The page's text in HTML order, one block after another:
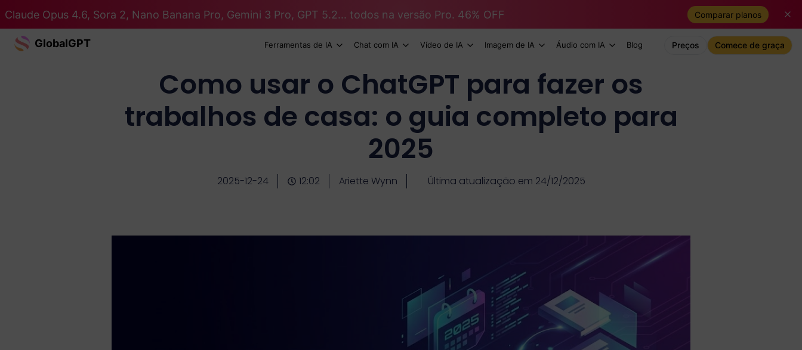
Claude Opus 4.6, Sora 2, Nano Banana Pro, Gemini 3 Pro, GPT 5.2... todos na versão Pro. 46% OFF Comparar planos
GlobalGPT Ferramentas de IA Chat com IA Vídeo de IA Imagem de IA Áudio com IA Blog Preços Comece de graça
Como usar o ChatGPT para fazer os
trabalhos de casa: o guia completo para
2025
2025-12-24 12:02 Ariette Wynn Última atualização em 24/12/2025